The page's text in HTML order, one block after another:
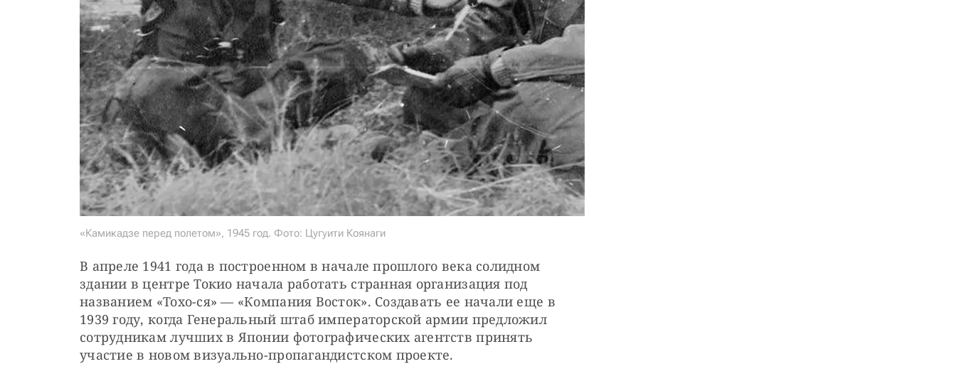
«Камикадзе перед полетом», 1945 год. Фото: Цугуити Коянаги
В апреле 1941 года в построенном в начале прошлого века солидном
здании в центре Токио начала работать странная организация под
названием «Тохо-ся» — «Компания Восток». Создавать ее начали еще в
1939 году, когда Генеральный штаб императорской армии предложил
сотрудникам лучших в Японии фотографических агентств принять
участие в новом визуально-пропагандистском проекте.